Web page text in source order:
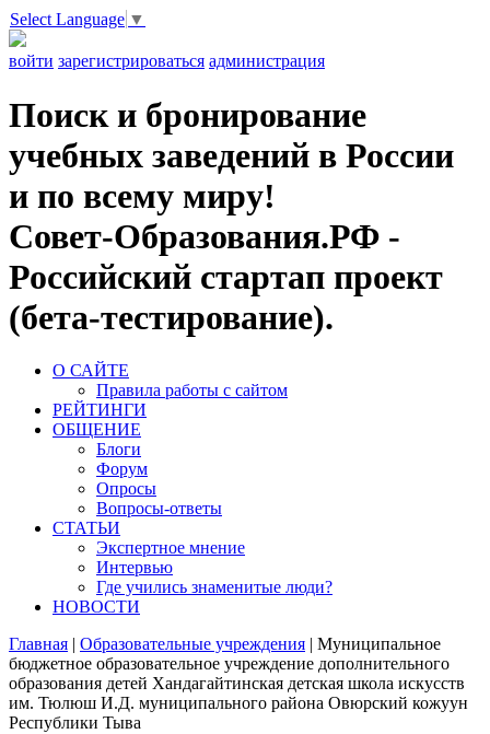
Select Language ▼
войти зарегистрироваться администрация
Поиск и бронирование
учебных заведений в России
и по всему миру!
Совет-Образования.РФ -
Российский стартап проект
(бета-тестирование).
О САЙТЕ
Правила работы с сайтом
РЕЙТИНГИ
ОБЩЕНИЕ
Блоги
Форум
Опросы
Вопросы-ответы
СТАТЬИ
Экспертное мнение
Интервью
Где учились знаменитые люди?
НОВОСТИ
Главная | Образовательные учреждения | Муниципальное
бюджетное образовательное учреждение дополнительного
образования детей Хандагайтинская детская школа искусств
им. Тюлюш И.Д. муниципального района Овюрский кожуун
Республики Тыва